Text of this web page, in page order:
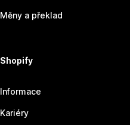
Měny a překlad
Shopify
Informace
Kariéry